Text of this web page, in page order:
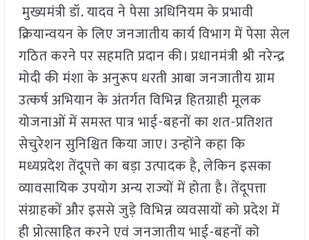
मुख्यमंत्री डॉ. यादव ने पेसा अधिनियम के प्रभावी
क्रियान्वयन के लिए जनजातीय कार्य विभाग में पेसा सेल
गठित करने पर सहमति प्रदान की। प्रधानमंत्री श्री नरेन्द्र
मोदी की मंशा के अनुरूप धरती आबा जनजातीय ग्राम
उत्कर्ष अभियान के अंतर्गत विभिन्न हितग्राही मूलक
योजनाओं में समस्त पात्र भाई-बहनों का शत-प्रतिशत
सेचुरेशन सुनिश्चित किया जाए। उन्होंने कहा कि
मध्यप्रदेश तेंदूपत्ते का बड़ा उत्पादक है, लेकिन इसका
व्यावसायिक उपयोग अन्य राज्यों में होता है। तेंदूपत्ता
संग्राहकों और इससे जुड़े विभिन्न व्यवसायों को प्रदेश में
ही प्रोत्साहित करने एवं जनजातीय भाई-बहनों को